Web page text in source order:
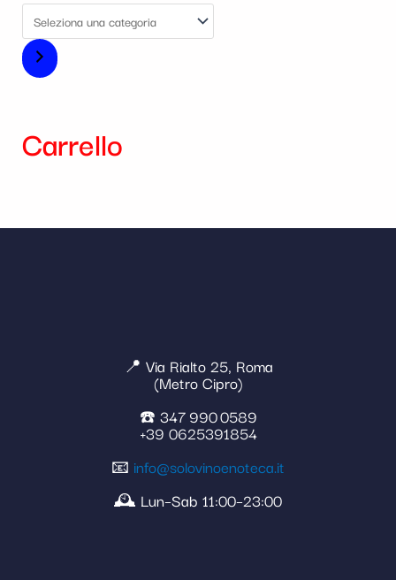
Carrello
📍 Via Rialto 25, Roma
(Metro Cipro)
☎️ 347 990 0589
+39 0625391854
📧 info@solovinoenoteca.it
🕰️ Lun–Sab 11:00–23:00